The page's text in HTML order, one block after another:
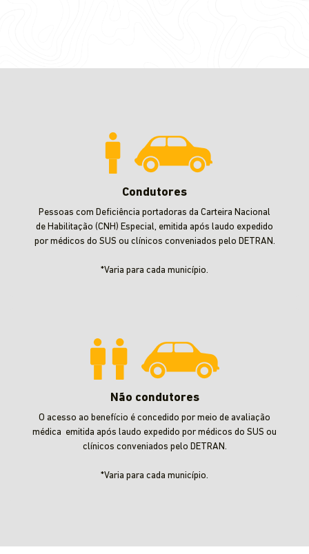
Condutores
Pessoas com Deficiência portadoras da Carteira Nacional
de Habilitação (CNH) Especial, emitida após laudo expedido
por médicos do SUS ou clínicos conveniados pelo DETRAN.
*Varia para cada município.
Não condutores
O acesso ao benefício é concedido por meio de avaliação
médica emitida após laudo expedido por médicos do SUS ou
clínicos conveniados pelo DETRAN.
*Varia para cada município.